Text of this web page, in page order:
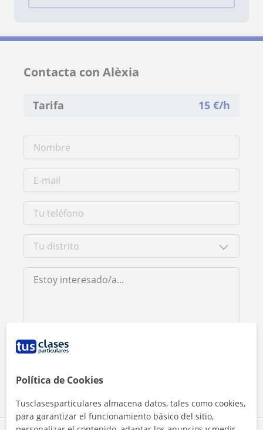
Contacta con Alèxia
Tarifa 15 €/h
Al hacer clic, aceptas nuestro
Contactar ahora
Política de Cookies
Tusclasesparticulares almacena datos, tales como cookies,
para garantizar el funcionamiento básico del sitio,